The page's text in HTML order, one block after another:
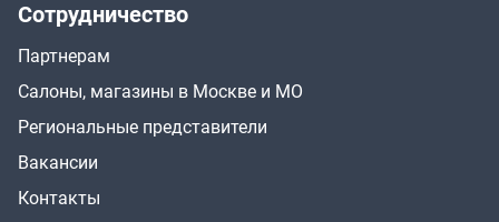
Сотрудничество
Партнерам
Салоны, магазины в Москве и МО
Региональные представители
Вакансии
Контакты